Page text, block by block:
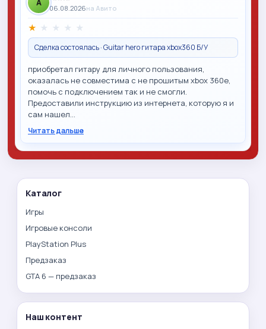
06.08.2026на Авито
★ ★ ★ ★ ★
Сделка состоялась · Guitar hero гитара xbox360 Б/У
приобретал гитару для личного пользования,
оказалась не совместима с не прошитым xbox 360e,
помочь с подключением так и не смогли.
Предоставили инструкцию из интернета, которую я и
сам нашел…
Читать дальше
Каталог
Игры
Игровые консоли
PlayStation Plus
Предзаказ
GTA 6 — предзаказ
Наш контент